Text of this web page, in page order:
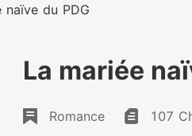
naïve du PDG
La mariée
Romance 107